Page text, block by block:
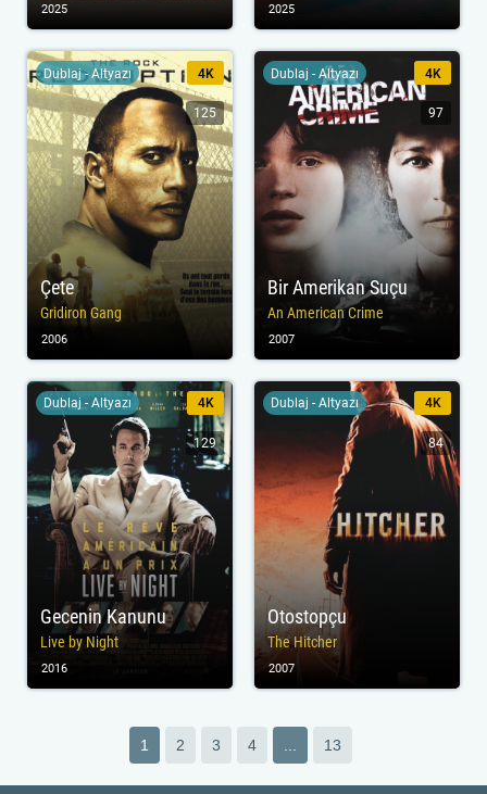
2025 2025
Çete
Gridiron Gang
Dublaj - Altyazı 4K
125
2006
Bir Amerikan Suçu
An American Crime
Dublaj - Altyazı 4K
97
2007
Gecenin Kanunu
Live by Night
Dublaj - Altyazı 4K
129
2016
Otostopçu
The Hitcher
Dublaj - Altyazı 4K
84
2007
1 2 3 4 13